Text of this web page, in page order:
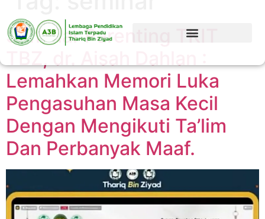
Seminar Parenting TKIT
Lemahkan Memori Luka
Pengasuhan Masa Kecil
Dengan Mengikuti Ta’lim
Dan Perbanyak Maaf.